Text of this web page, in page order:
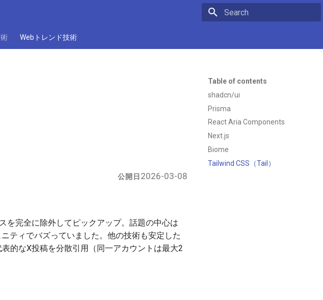
Webトレンド技術
Table of contents
shadcn/ui
Prisma
React Aria Components
Next.js
Biome
Tailwind CSS（Tail）
公開日 2026-03-08
を完全に除外してピックアップ。話題の中心は
ティでバズっていました。他の技術も安定した
的なX投稿を分散引用（同一アカウントは最大2